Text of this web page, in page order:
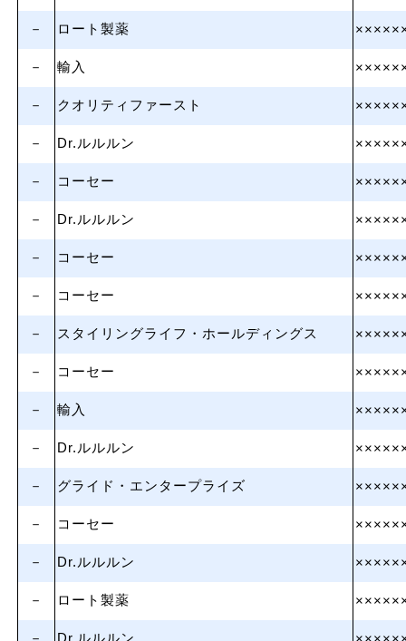
－ ロート製薬
－ 輸入
－ クオリティファースト
－ Dr.ルルルン
－ コーセー
－ Dr.ルルルン
－ コーセー
－ コーセー
－ スタイリングライフ・ホールディングス
－ コーセー
－ 輸入
－ Dr.ルルルン
－ グライド・エンタープライズ
－ コーセー
－ Dr.ルルルン
－ ロート製薬